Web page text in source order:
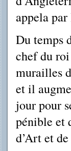
appela
Du temps
chef du
murailles
et il
jour pour
pénible et
d’Art et